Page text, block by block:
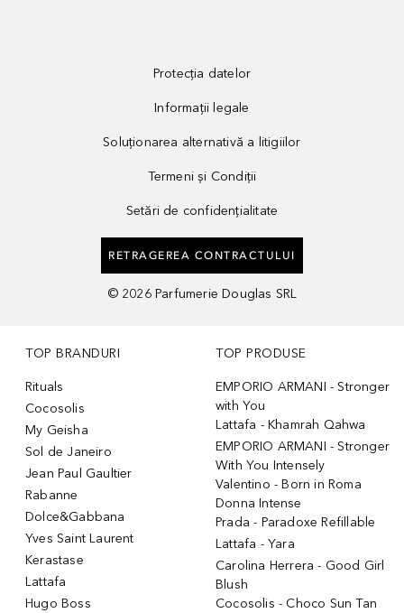
Protecția datelor
Informații legale
Soluționarea alternativă a litigiilor
Termeni și Condiții
Setări de confidențialitate
RETRAGEREA CONTRACTULUI
© 2026 Parfumerie Douglas SRL
TOP BRANDURI
Rituals
Cocosolis
My Geisha
Sol de Janeiro
Jean Paul Gaultier
Rabanne
Dolce&Gabbana
Yves Saint Laurent
Kerastase
Lattafa
Hugo Boss
TOP PRODUSE
EMPORIO ARMANI - Stronger
with You
Lattafa - Khamrah Qahwa
EMPORIO ARMANI - Stronger
With You Intensely
Valentino - Born in Roma
Donna Intense
Prada - Paradoxe Refillable
Lattafa - Yara
Carolina Herrera - Good Girl
Blush
Cocosolis - Choco Sun Tan